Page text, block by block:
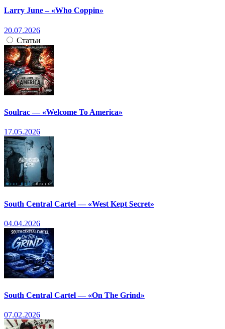
Larry June – «Who Coppin»
20.07.2026
Статьи
Soulrac — «Welcome To America»
17.05.2026
South Central Cartel — «West Kept Secret»
04.04.2026
South Central Cartel — «On The Grind»
07.02.2026